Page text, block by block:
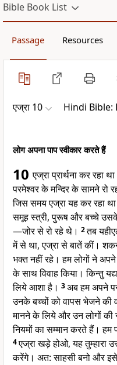
Bible Book List
Passage Resources
एज्रा 10 Hindi Bible:
लोग अपना पाप स्वीकार करते हैं
10एज्रा प्रार्थना कर रहा
परमेश्वर के मन्दिर के सामने रो
जिस समय एज्रा यह कर रहा
समूह स्त्री, पुरूष और बच्चे
—जोर से रो रहे थे। 2तब
में से था, एज्रा से बातें कीं।
भक्त नहीं रहे। हम लोगों ने
के साथ विवाह किया। किन्तु
लिये आशा है। 3अब हम अपने
उनके बच्चों को वापस भेजने की
मानने के लिये और उन लोगों
नियमों का सम्मान करते हैं। हम
4एज्रा खड़े होओ, यह तुम्हारा
करेंगे। अत: साहसी बनो और